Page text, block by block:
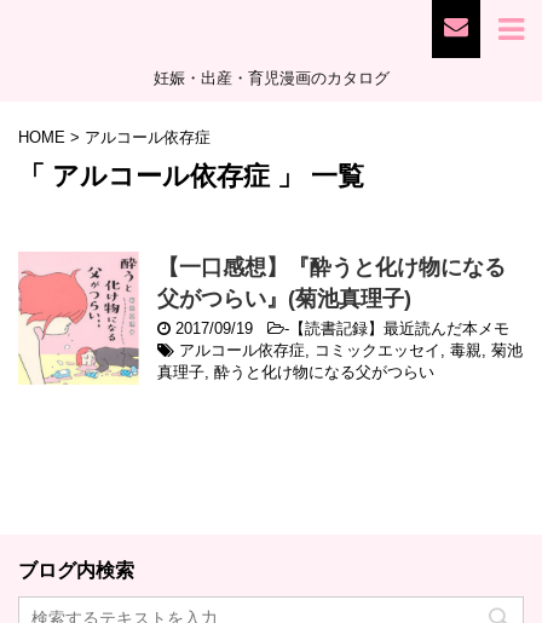
妊娠・出産・育児漫画のカタログ
HOME > アルコール依存症
「 アルコール依存症 」 一覧
【一口感想】『酔うと化け物になる
父がつらい』(菊池真理子)
2017/09/19 - 【読書記録】最近読んだ本メモ
アルコール依存症, コミックエッセイ , 毒親, 菊池
真理子, 酔うと化け物になる父がつらい
ブログ内検索